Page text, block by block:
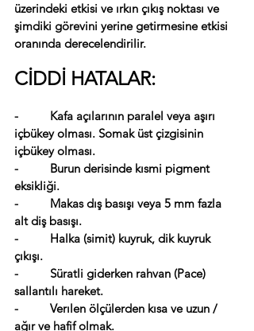
üzerindeki etkisi ve ırkın çıkış noktası ve
şimdiki görevini yerine getirmesine etkisi
oranında derecelendirilir.
CİDDİ HATALAR:
-          Kafa açılarının paralel veya aşırı
içbükey olması. Somak üst çizgisinin
içbükey olması.
-          Burun derisinde kısmi pigment
eksikliği.
-          Makas dış basışı veya 5 mm fazla
alt diş basışı.
-          Halka (simit) kuyruk, dik kuyruk
çıkışı.
-          Süratli giderken rahvan (Pace)
sallantılı hareket.
-          Verılen ölçülerden kısa ve uzun /
ağır ve hafif olmak.